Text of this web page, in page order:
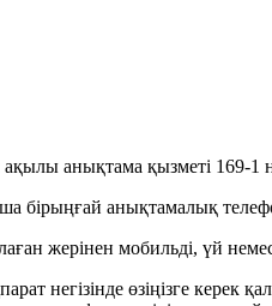
анықтама қызметі 169-1
бірыңғай анықтамалық
жерінен мобильді, үй
негізінде өзіңізге керек